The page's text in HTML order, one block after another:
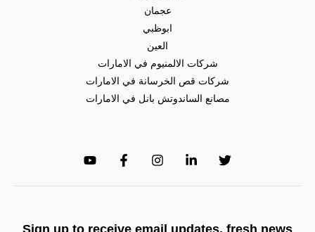
عجمان
ابوظبي
العين
شركات الالمنيوم في الامارات
شركات قص الخرسانة في الامارات
مصانع الساندوتش بانل في الامارات
Sign up to receive email updates, fresh news